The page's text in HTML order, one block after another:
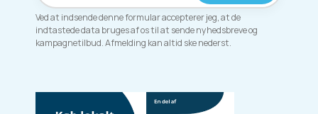
Ved at indsende denne formular accepterer jeg, at de
indtastede data bruges af os til at sende nyhedsbreve og
kampagnetilbud. Afmelding kan altid ske nederst.